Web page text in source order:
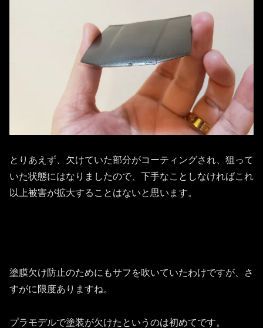
とりあえず、欠けていた部分がコーティングされ、狙って
いた状態にはなりましたので、下手なことしなければこれ
以上被害が拡大することはないと思います。
塗膜欠け防止のためにもサフを吹いていたわけですが、さ
すがに限度ありますね。
プラモデルで塗装が欠けたというのは初めてです。